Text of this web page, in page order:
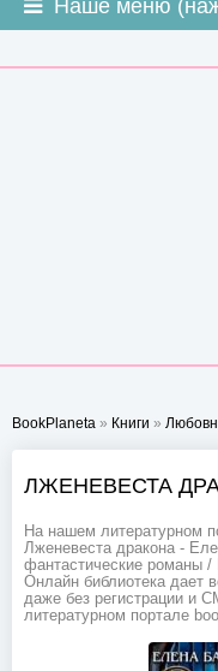
Наше меню
BookPlaneta » Книги »
ЛЖЕНЕВЕСТА
На нашем литературном
Лженевеста дракона -
фантастические романы
Онлайн библиотека дает
даже без регистрации и
литературном портале